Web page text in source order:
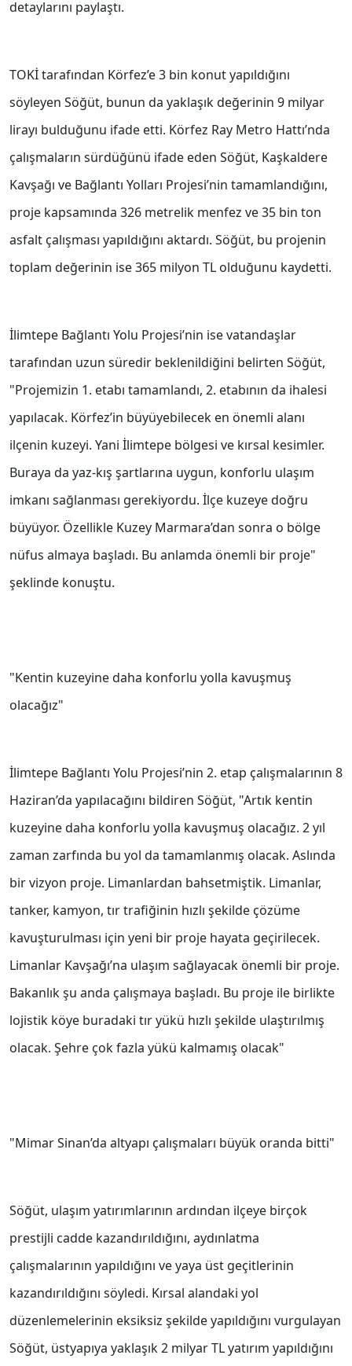
detaylarını paylaştı.
TOKİ tarafından Körfez’e 3 bin konut yapıldığını
söyleyen Söğüt, bunun da yaklaşık değerinin 9 milyar
lirayı bulduğunu ifade etti. Körfez Ray Metro Hattı’nda
çalışmaların sürdüğünü ifade eden Söğüt, Kaşkaldere
Kavşağı ve Bağlantı Yolları Projesi’nin tamamlandığını,
proje kapsamında 326 metrelik menfez ve 35 bin ton
asfalt çalışması yapıldığını aktardı. Söğüt, bu projenin
toplam değerinin ise 365 milyon TL olduğunu kaydetti.
İlimtepe Bağlantı Yolu Projesi’nin ise vatandaşlar
tarafından uzun süredir beklenildiğini belirten Söğüt,
"Projemizin 1. etabı tamamlandı, 2. etabının da ihalesi
yapılacak. Körfez’in büyüyebilecek en önemli alanı
ilçenin kuzeyi. Yani İlimtepe bölgesi ve kırsal kesimler.
Buraya da yaz-kış şartlarına uygun, konforlu ulaşım
imkanı sağlanması gerekiyordu. İlçe kuzeye doğru
büyüyor. Özellikle Kuzey Marmara’dan sonra o bölge
nüfus almaya başladı. Bu anlamda önemli bir proje"
şeklinde konuştu.
"Kentin kuzeyine daha konforlu yolla kavuşmuş
olacağız"
İlimtepe Bağlantı Yolu Projesi’nin 2. etap çalışmalarının 8
Haziran’da yapılacağını bildiren Söğüt, "Artık kentin
kuzeyine daha konforlu yolla kavuşmuş olacağız. 2 yıl
zaman zarfında bu yol da tamamlanmış olacak. Aslında
bir vizyon proje. Limanlardan bahsetmiştik. Limanlar,
tanker, kamyon, tır trafiğinin hızlı şekilde çözüme
kavuşturulması için yeni bir proje hayata geçirilecek.
Limanlar Kavşağı’na ulaşım sağlayacak önemli bir proje.
Bakanlık şu anda çalışmaya başladı. Bu proje ile birlikte
lojistik köye buradaki tır yükü hızlı şekilde ulaştırılmış
olacak. Şehre çok fazla yükü kalmamış olacak"
"Mimar Sinan’da altyapı çalışmaları büyük oranda bitti"
Söğüt, ulaşım yatırımlarının ardından ilçeye birçok
prestijli cadde kazandırıldığını, aydınlatma
çalışmalarının yapıldığını ve yaya üst geçitlerinin
kazandırıldığını söyledi. Kırsal alandaki yol
düzenlemelerinin eksiksiz şekilde yapıldığını vurgulayan
Söğüt, üstyapıya yaklaşık 2 milyar TL yatırım yapıldığını